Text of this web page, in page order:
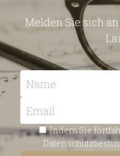
Melden Sie sich
Name
Email
Indem Sie